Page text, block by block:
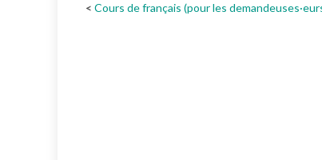
Cours de français (pour les